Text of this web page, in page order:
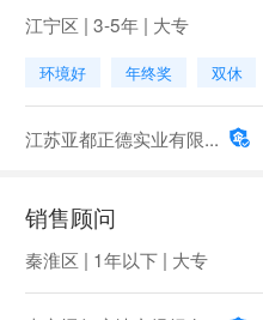
江宁区 | 3-5年 | 大专
环境好 年终奖 双休
江苏亚都正德实业有限...
销售顾问
秦淮区 | 1年以下 | 大专